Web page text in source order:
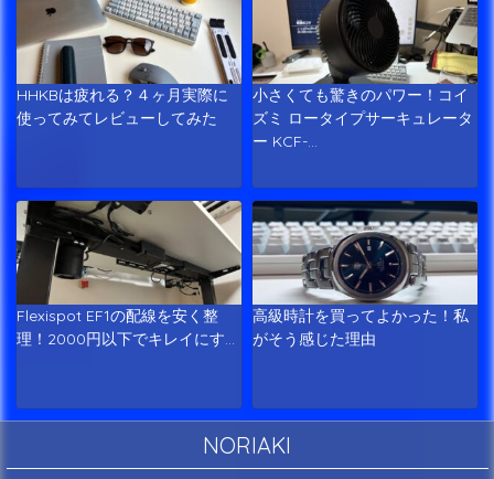
HHKBは疲れる？４ヶ月実際に
使ってみてレビューしてみた
小さくても驚きのパワー！コイ
ズミ ロータイプサーキュレータ
ー KCF-…
Flexispot EF1の配線を安く整
理！2000円以下でキレイにす…
高級時計を買ってよかった！私
がそう感じた理由
NORIAKI